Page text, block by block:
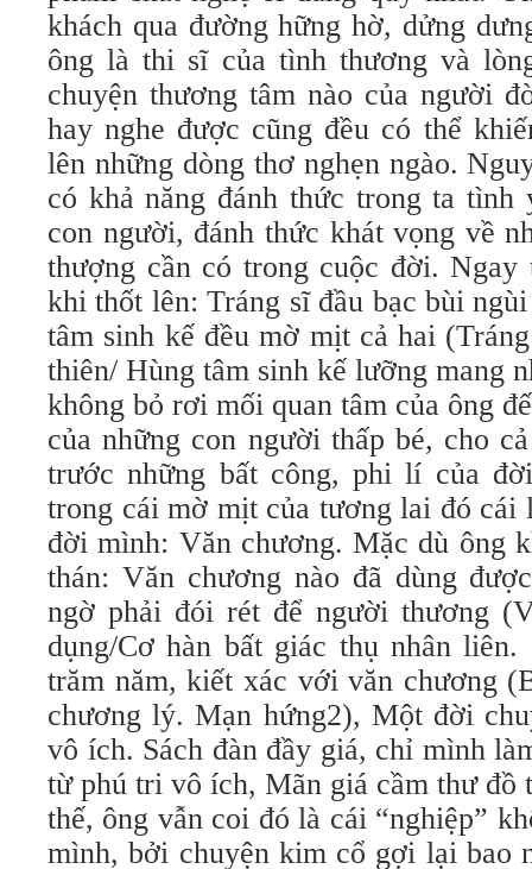
khách qua đường hững hờ, dửng
ông là thi sĩ của tình thương và
chuyện thương tâm nào của người
hay nghe được cũng đều có thể
lên những dòng thơ nghẹn ngào.
có khả năng đánh thức trong ta tình
con người, đánh thức khát vọng về
thượng cần có trong cuộc đời. Ngay
khi thốt lên: Tráng sĩ đầu bạc bùi
tâm sinh kế đều mờ mịt cả hai
thiên/ Hùng tâm sinh kế lưỡng mang
không bỏ rơi mối quan tâm của ông
của những con người thấp bé, cho
trước những bất công, phi lí của
trong cái mờ mịt của tương lai đó cái
đời mình: Văn chương. Mặc dù ông
thán: Văn chương nào đã dùng
ngờ phải đói rét để người thương
dụng/Cơ hàn bất giác thụ nhân
trăm năm, kiết xác với văn chương
chương lý. Mạn hứng2), Một đời
vô ích. Sách đàn đầy giá, chỉ mình
từ phú tri vô ích, Mãn giá cầm thư đồ
thế, ông vẫn coi đó là cái “nghiệp”
mình, bởi chuyện kim cổ gợi lại bao